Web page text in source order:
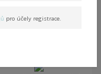
pro účely registrace.